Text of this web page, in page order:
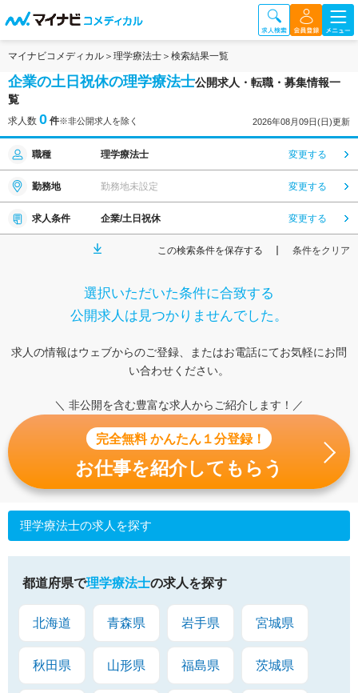
マイナビコメディカル 理学療法士 検索結果一覧
企業の土日祝休の理学療法士公開求人・転職・募集情報一
覧
求人数 0 件※非公開求人を除く 2026年08月09日(日)更新
職種 理学療法士 変更する
勤務地 勤務地未設定 変更する
求人条件 企業/土日祝休 変更する
この検索条件を保存する 条件をクリア
選択いただいた条件に合致する
公開求人は見つかりませんでした。
求人の情報はウェブからのご登録、またはお電話にてお気軽にお問
い合わせください。
＼ 非公開を含む豊富な求人からご紹介します！／
完全無料 かんたん１分登録！
お仕事を紹介してもらう
理学療法士の求人を探す
都道府県で理学療法士の求人を探す
北海道 青森県 岩手県 宮城県
秋田県 山形県 福島県 茨城県